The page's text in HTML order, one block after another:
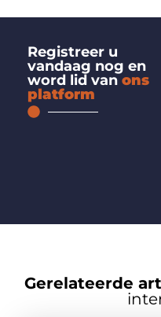
Registreer u
vandaag nog en
word lid van ons
platform
Gerelateerde